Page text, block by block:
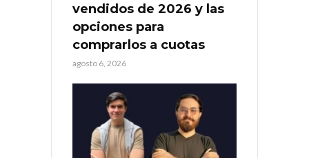
vendidos de 2026 y las
opciones para
comprarlos a cuotas
agosto 6, 2026